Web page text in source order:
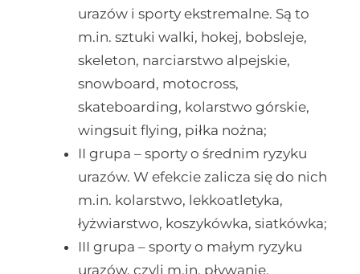
urazów i sporty ekstremalne. Są to
m.in. sztuki walki, hokej, bobsleje,
skeleton, narciarstwo alpejskie,
snowboard, motocross,
skateboarding, kolarstwo górskie,
wingsuit flying, piłka nożna;
II grupa – sporty o średnim ryzyku
urazów. W efekcie zalicza się do nich
m.in. kolarstwo, lekkoatletyka,
łyżwiarstwo, koszykówka, siatkówka;
III grupa – sporty o małym ryzyku
urazów, czyli m.in. pływanie,